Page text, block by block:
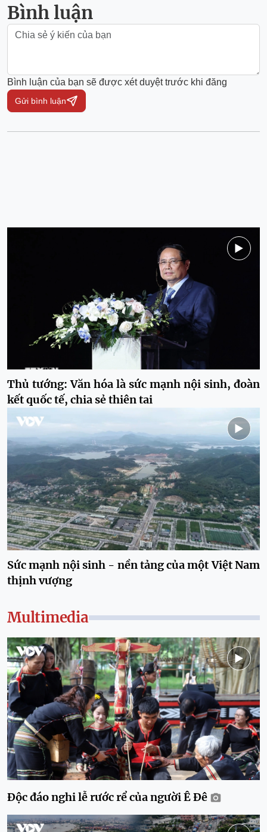
Bình luận
Bình luận của bạn sẽ được xét duyệt trước khi đăng
Gửi bình luận
Thủ tướng: Văn hóa là sức mạnh nội sinh, đoàn
kết quốc tế, chia sẻ thiên tai
Sức mạnh nội sinh - nền tảng của một Việt Nam
thịnh vượng
Multimedia
Độc đáo nghi lễ rước rể của người Ê Đê